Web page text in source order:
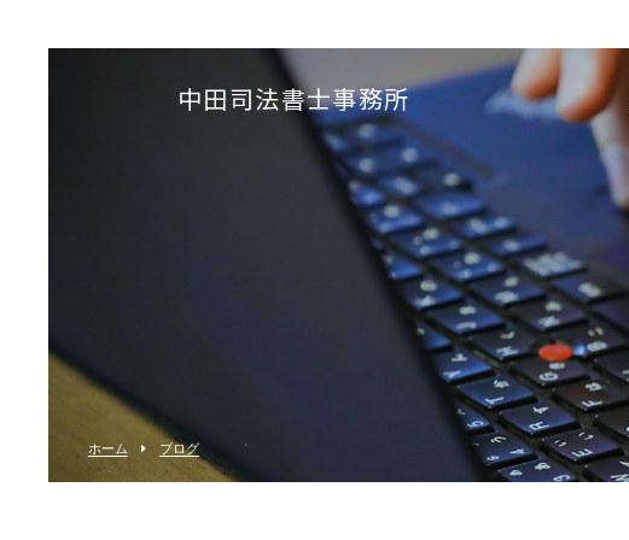
中田司法書士事務所
ホーム ブログ